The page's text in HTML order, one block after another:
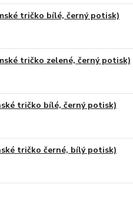
tričko bílé, černý potisk)
tričko zelené, černý potisk)
tričko bílé, černý potisk)
tričko černé, bílý potisk)